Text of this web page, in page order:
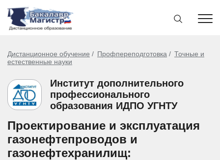
Дистанционное обучение Профпереподготовка
Точные и
естественные науки
Институт дополнительного
профессионального
образования ИДПО УГНТУ
Проектирование и эксплуатация
газонефтепроводов и
газонефтехранилищ: